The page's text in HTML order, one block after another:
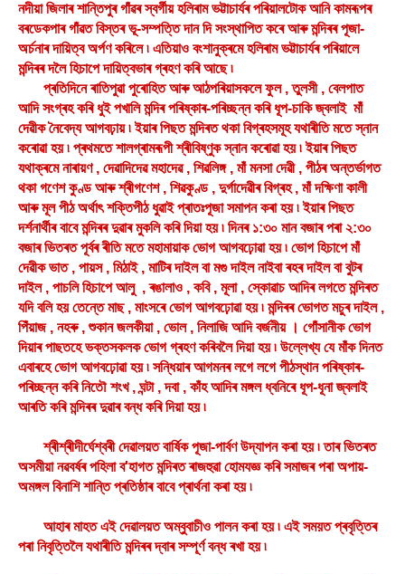
নদীয়া জিলাৰ শান্তিপুৰ গাঁৱৰ স্বৰ্গীয় হলিৰাম ভট্টাচাৰ্যৰ পৰিয়ালটোক আনি কামৰূপৰ
বৰডেকপাৰ গাঁৱত বিস্তৰ ভূ-সম্পত্তি দান দি সংস্থাপিত কৰে আৰু মন্দিৰৰ পূজা-
অৰ্চনাৰ দায়িত্ব অৰ্পণ কৰিলে ৷ এতিয়াও বংশানুক্ৰমে হলিৰাম ভট্টাচাৰ্যৰ পৰিয়ালে
মন্দিৰৰ দলৈ হিচাপে দায়িত্বভাৰ গ্ৰহণ কৰি আছে ৷
প্ৰতিদিনে ৰাতিপুৱা পুৰোহিত আৰু আঠপৰিয়াসকলে ফুল , তুলসী , বেলপাত
আদি সংগ্ৰহ কৰি ধুই পখালি মন্দিৰ পৰিষ্কাৰ-পৰিচ্ছন্ন কৰি ধূপ-চাকি জ্বলাই মাঁ
দেৱীক নৈবেদ্য আগবঢ়ায় ৷ ইয়াৰ পিছত মন্দিৰত থকা বিগ্ৰহসমূহ যথাৰীতি মতে স্নান
কৰোৱা হয় ৷ প্ৰথমতে শালগ্ৰামৰূপী শ্ৰীবিষ্ণুক স্নান কৰোৱা হয় ৷ ইয়াৰ পিছত
যথাক্ৰমে নাৰায়ণ , দেৱাদিদেৱ মহাদেৱ , শিৱলিঙ্গ , মাঁ মনসা দেৱী , পীঠৰ অন্তৰ্ভাগত
থকা গণেশ কুণ্ড আৰু শ্ৰীগণেশ , শিৱকুণ্ড , দুৰ্গাদেৱীৰ বিগ্ৰহ , মাঁ দক্ষিণা কালী
আৰু মূল পীঠ অৰ্থাৎ শক্তিপীঠ ধুৱাই প্ৰাতঃপূজা সমাপন কৰা হয় ৷ ইয়াৰ পিছত
দৰ্শনাৰ্থীৰ বাবে মন্দিৰৰ দুৱাৰ মুকলি কৰি দিয়া হয় ৷ দিনৰ ১:৩০ মান বজাৰ পৰা ২:৩০
বজাৰ ভিতৰত পূৰ্বৰ ৰীতি মতে মহামায়াক ভোগ আগবঢ়োৱা হয় ৷ ভোগ হিচাপে মাঁ
দেৱীক ভাত , পায়স , মিঠাই , মাটিৰ দাইল বা মগু দাইল নাইবা ৰহৰ দাইল বা বুটৰ
দাইল , পাচলি হিচাপে আলু , ৰঙালাও , কবি , মূলা , স্কোৱাচ আদিৰ লগতে মন্দিৰত
যদি বলি হয় তেন্তে মাছ , মাংসৰে ভোগ আগবঢ়োৱা হয় ৷ মন্দিৰৰ ভোগত মচুৰ দাইল ,
পিঁয়াজ , নহৰু , শুকান জলকীয়া , ভোল , নিলাজি আদি বৰ্জনীয় । গোঁসানীক ভোগ
দিয়াৰ পাছতহে ভক্তসকলক ভোগ গ্ৰহণ কৰিবলৈ দিয়া হয় ৷ উল্লেখ্য যে মাঁক দিনত
এবাৰহে ভোগ আগবঢ়োৱা হয় ৷ সন্ধিয়াৰ আগমনৰ লগে লগে পীঠস্থান পৰিষ্কাৰ-
পৰিচ্ছন্ন কৰি নিতৌ শংখ , ঘন্টা , দবা , কাঁহ আদিৰ মঙ্গল ধ্বনিৰে ধূপ-ধূনা জ্বলাই
আৰতি কৰি মন্দিৰৰ দুৱাৰ বন্ধ কৰি দিয়া হয় ৷
শ্ৰীশ্ৰীদীৰ্ঘেশ্বৰী দেৱালয়ত বাৰ্ষিক পূজা-পাৰ্বণ উদ্‌যাপন কৰা হয় ৷ তাৰ ভিতৰত
অসমীয়া নৱবৰ্ষৰ পহিলা ব'হাগত মন্দিৰত ৰাজহুৱা হোমযজ্ঞ কৰি সমাজৰ পৰা অপায়-
অমঙ্গল বিনাশি শান্তি প্ৰতিষ্ঠাৰ বাবে প্ৰাৰ্থনা কৰা হয় ৷
আহাৰ মাহত এই দেৱালয়ত অম্বুবাচীও পালন কৰা হয় ৷ এই সময়ত প্ৰবৃত্তিৰ
পৰা নিবৃত্তিলৈ যথাৰীতি মন্দিৰৰ দ্বাৰ সম্পূৰ্ণ বন্ধ ৰখা হয় ৷